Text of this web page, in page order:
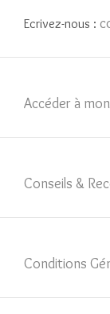
Ecrivez-nous :
Accéder à
Conseils &
Conditions